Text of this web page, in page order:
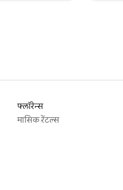
फ्लॉरेन्स
मासिक रेंटल्स